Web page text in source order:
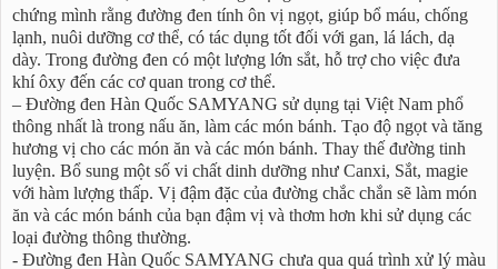
chứng mình rằng đường đen tính ôn vị ngọt, giúp bổ máu, chống
lạnh, nuôi dưỡng cơ thể, có tác dụng tốt đối với gan, lá lách, dạ
dày. Trong đường đen có một lượng lớn sắt, hỗ trợ cho việc đưa
khí ôxy đến các cơ quan trong cơ thể.
– Đường đen Hàn Quốc SAMYANG sử dụng tại Việt Nam phổ
thông nhất là trong nấu ăn, làm các món bánh. Tạo độ ngọt và tăng
hương vị cho các món ăn và các món bánh. Thay thế đường tinh
luyện. Bổ sung một số vi chất dinh dưỡng như Canxi, Sắt, magie
với hàm lượng thấp. Vị đậm đặc của đường chắc chắn sẽ làm món
ăn và các món bánh của bạn đậm vị và thơm hơn khi sử dụng các
loại đường thông thường.
- Đường đen Hàn Quốc SAMYANG chưa qua quá trình xử lý màu